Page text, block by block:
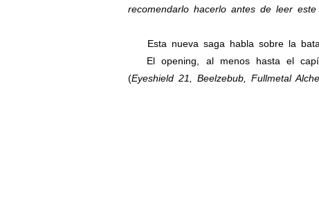
recomendarlo hacerlo antes de leer
Esta nueva saga habla sobre la
El opening, al menos hasta el
(Eyeshield 21, Beelzebub, Fullmetal